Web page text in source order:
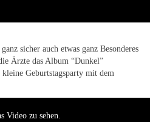
sicher auch etwas ganz Besonderes
Ärzte das Album “Dunkel”
Geburtstagsparty mit dem
Video zu sehen.